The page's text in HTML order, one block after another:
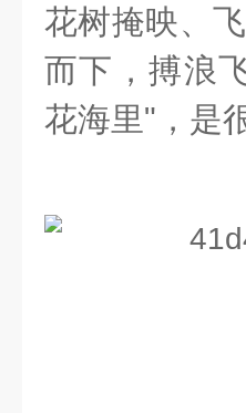
花树掩映、
而下，搏浪
花海里"，是